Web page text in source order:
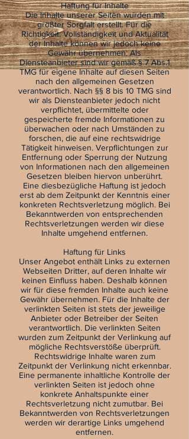
Haftung für Inhalte
Die Inhalte unserer Seiten wurden mit
größter Sorgfalt erstellt. Für die
Richtigkeit, Vollständigkeit und Aktualität
der Inhalte können wir jedoch keine
Gewähr übernehmen. Als
Diensteanbieter sind wir gemäß § 7 Abs.1
TMG für eigene Inhalte auf diesen Seiten
nach den allgemeinen Gesetzen
verantwortlich. Nach §§ 8 bis 10 TMG sind
wir als Diensteanbieter jedoch nicht
verpflichtet, übermittelte oder
gespeicherte fremde Informationen zu
überwachen oder nach Umständen zu
forschen, die auf eine rechtswidrige
Tätigkeit hinweisen. Verpflichtungen zur
Entfernung oder Sperrung der Nutzung
von Informationen nach den allgemeinen
Gesetzen bleiben hiervon unberührt.
Eine diesbezügliche Haftung ist jedoch
erst ab dem Zeitpunkt der Kenntnis einer
konkreten Rechtsverletzung möglich. Bei
Bekanntwerden von entsprechenden
Rechtsverletzungen werden wir diese
Inhalte umgehend entfernen.
Haftung für Links
Unser Angebot enthält Links zu externen
Webseiten Dritter, auf deren Inhalte wir
keinen Einfluss haben. Deshalb können
wir für diese fremden Inhalte auch keine
Gewähr übernehmen. Für die Inhalte der
verlinkten Seiten ist stets der jeweilige
Anbieter oder Betreiber der Seiten
verantwortlich. Die verlinkten Seiten
wurden zum Zeitpunkt der Verlinkung auf
mögliche Rechtsverstöße überprüft.
Rechtswidrige Inhalte waren zum
Zeitpunkt der Verlinkung nicht erkennbar.
Eine permanente inhaltliche Kontrolle der
verlinkten Seiten ist jedoch ohne
konkrete Anhaltspunkte einer
Rechtsverletzung nicht zumutbar. Bei
Bekanntwerden von Rechtsverletzungen
werden wir derartige Links umgehend
entfernen.